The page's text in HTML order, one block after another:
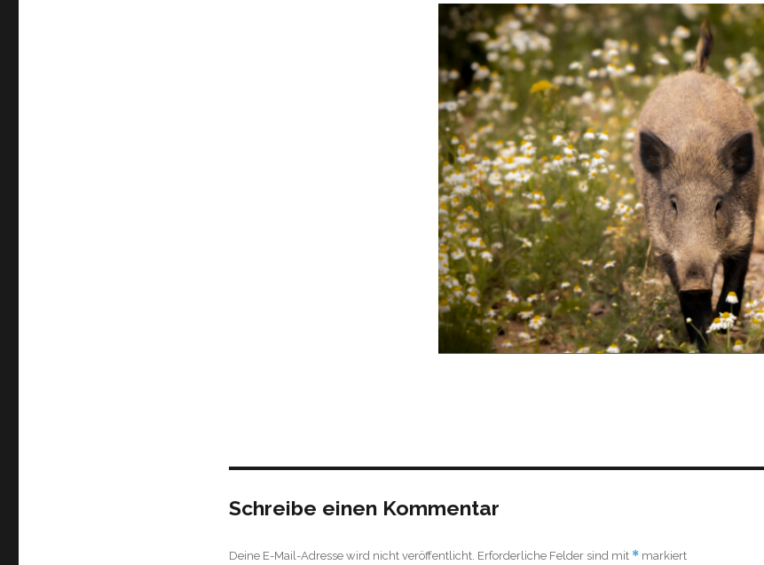
Schreibe einen Kommentar
Deine E-Mail-Adresse wird nicht veröffentlicht. Erforderliche Felder sind mit *markiert